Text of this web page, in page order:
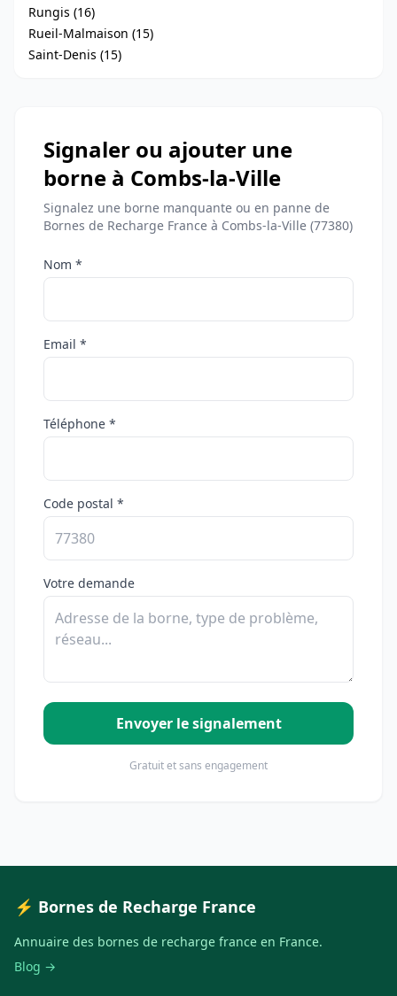
Rungis (16)
Rueil-Malmaison (15)
Saint-Denis (15)
Signaler ou ajouter une
borne à Combs-la-Ville
Signalez une borne manquante ou en panne de
Bornes de Recharge France à Combs-la-Ville (77380)
Nom *
Email *
Téléphone *
Code postal *
Votre demande
Envoyer le signalement
Gratuit et sans engagement
⚡ Bornes de Recharge France
Annuaire des bornes de recharge france en France.
Blog →